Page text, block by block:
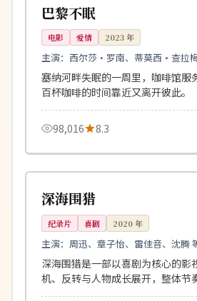
英国
巴黎不眠
电影 爱情 2023年
主演： 西尔莎·罗南、蒂莫西·查拉
塞纳河畔失眠的一周里，咖啡馆服
百杯咖啡的时间靠近又离开彼此。
98,016 8.3
韩国
独播
深海围猎
纪录片 喜剧 2020年
主演：周迅、章子怡、雷佳音、沈腾
深海围猎是一部以喜剧为核心的影
机、反转与人物成长展开，整体节
观看。